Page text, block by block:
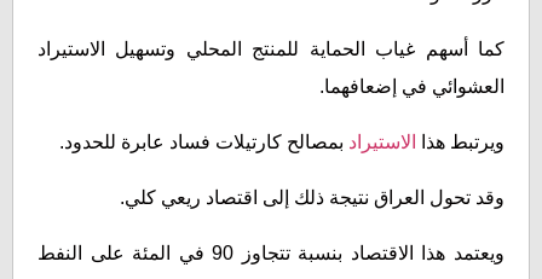
كما أسهم غياب الحماية للمنتج المحلي وتسهيل الاستيراد
العشوائي في إضعافهما.
ويرتبط هذا الاستيراد بمصالح كارتيلات فساد عابرة للحدود.
وقد تحول العراق نتيجة ذلك إلى اقتصاد ريعي كلي.
ويعتمد هذا الاقتصاد بنسبة تتجاوز 90 في المئة على النفط